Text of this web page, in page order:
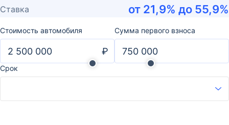
Ставка от 21,9% до 55,9%
Стоимость автомобиля
₽
Сумма первого взноса
Срок